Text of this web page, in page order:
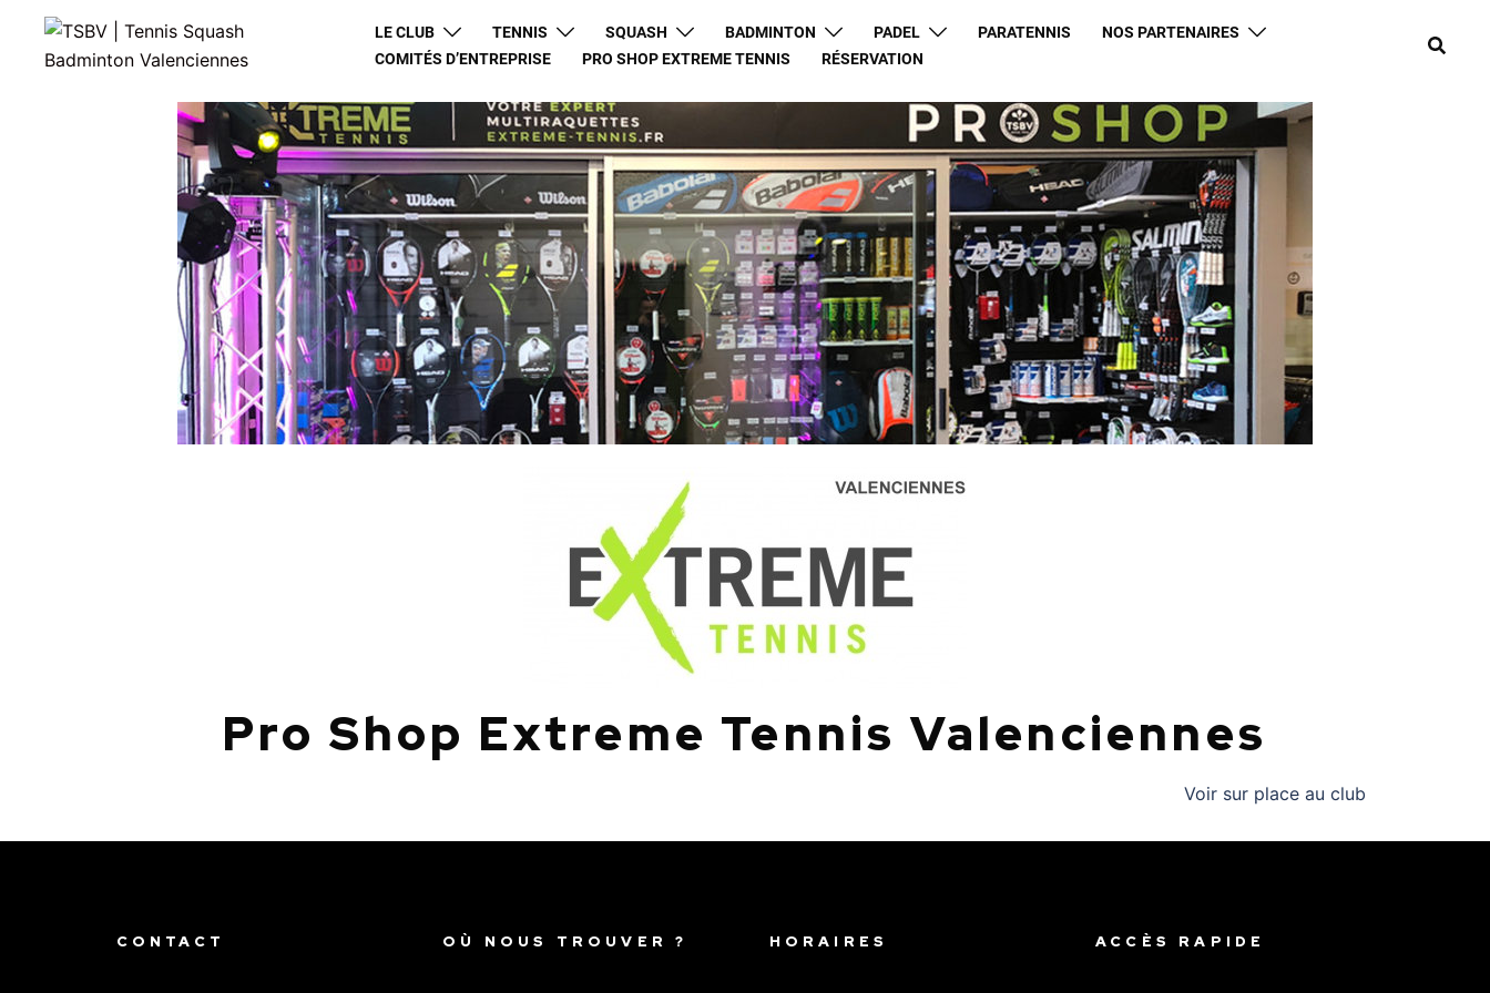
LE CLUB TENNIS SQUASH BADMINTON PADEL PARATENNIS
NOS PARTENAIRES
COMITÉS D’ENTREPRISE
PRO SHOP EXTREME TENNIS RÉSERVATION
Pro Shop Extreme Tennis Valenciennes
Voir sur place au club
CONTACT OÙ NOUS TROUVER ? HORAIRES ACCÈS RAPIDE